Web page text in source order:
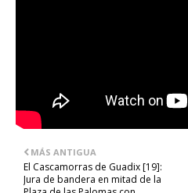
MÁS ANTIGUA
El Cascamorras de Guadix [19]:
Jura de bandera en mitad de la